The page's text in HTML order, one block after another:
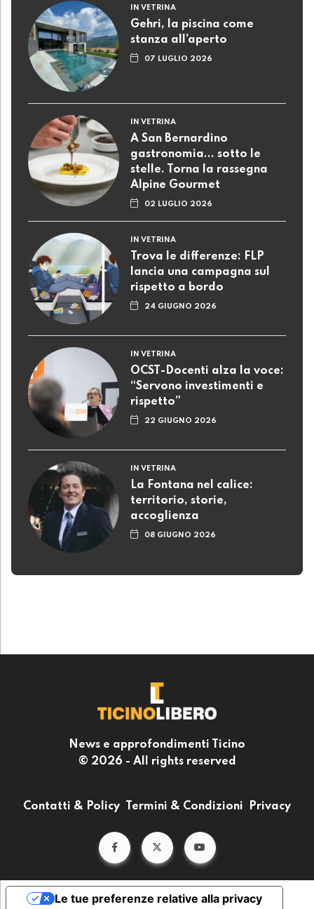
IN VETRINA
Gehri, la piscina come
stanza all’aperto
07 LUGLIO 2026
IN VETRINA
A San Bernardino
gastronomia... sotto le
stelle. Torna la rassegna
Alpine Gourmet
02 LUGLIO 2026
IN VETRINA
Trova le differenze: FLP
lancia una campagna sul
rispetto a bordo
24 GIUGNO 2026
IN VETRINA
OCST-Docenti alza la voce:
“Servono investimenti e
rispetto”
22 GIUGNO 2026
IN VETRINA
La Fontana nel calice:
territorio, storie,
accoglienza
08 GIUGNO 2026
News e approfondimenti Ticino
© 2026 - All rights reserved
Contatti & Policy Termini & Condizioni Privacy
Le tue preferenze relative alla privacy